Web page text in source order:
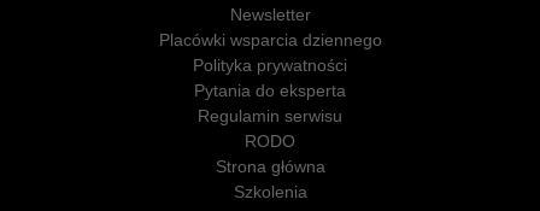
Newsletter
Placówki wsparcia dziennego
Polityka prywatności
Pytania do eksperta
Regulamin serwisu
RODO
Strona główna
Szkolenia